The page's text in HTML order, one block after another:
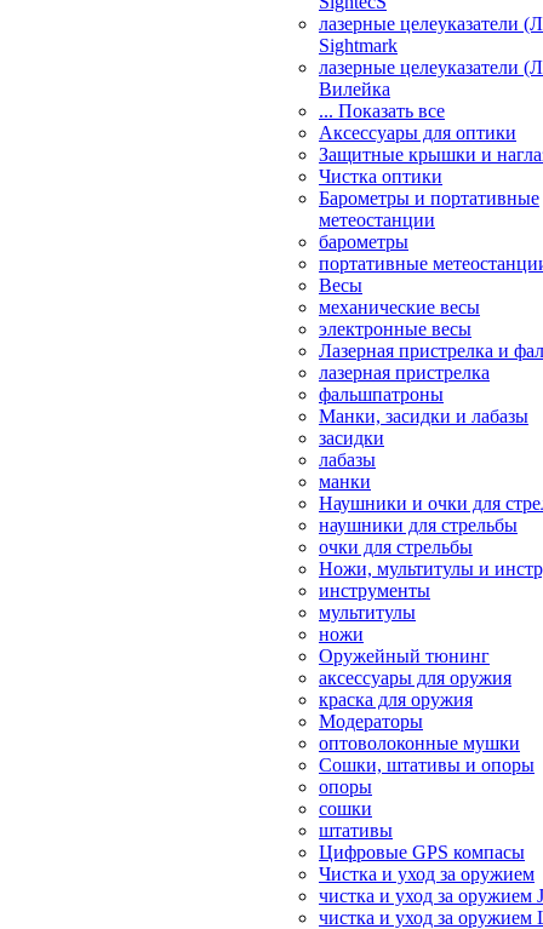
лазерные целеуказатели
Sightmark
лазерные целеуказатели
Вилейка
... Показать все
Аксессуары для оптики
Защитные крышки и
Чистка оптики
Барометры и портативные
метеостанции
барометры
портативные
Весы
механические весы
электронные весы
Лазерная пристрелка и
лазерная пристрелка
фальшпатроны
Манки, засидки и лабазы
засидки
лабазы
манки
Наушники и очки для
наушники для стрельбы
очки для стрельбы
Ножи, мультитулы и
инструменты
мультитулы
ножи
Оружейный тюнинг
аксессуары для оружия
краска для оружия
Модераторы
оптоволоконные мушки
Сошки, штативы и опоры
опоры
сошки
штативы
Цифровые GPS компасы
Чистка и уход за оружием
чистка и уход за оружием
чистка и уход за оружием